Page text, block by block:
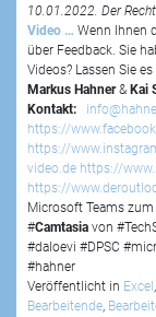
10.01.2022. Der
Video … Wenn Ihnen
über Feedback. Sie
Videos? Lassen Sie
Markus Hahner& Kai
Kontakt:
https://
https://
video.de https://
https://
Microsoft Teams
#Camtasia von
#daloevi #DPSC
#hahner
Veröffentlicht in Excel,
Bearbeitende,